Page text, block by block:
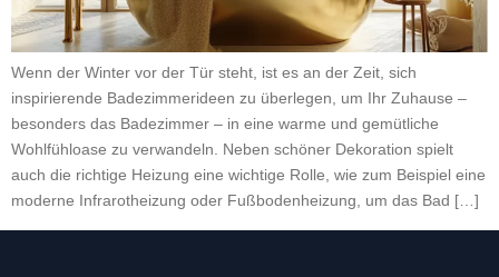
Wenn der Winter vor der Tür steht, ist es an der Zeit, sich
inspirierende Badezimmerideen zu überlegen, um Ihr Zuhause –
besonders das Badezimmer – in eine warme und gemütliche
Wohlfühloase zu verwandeln. Neben schöner Dekoration spielt
auch die richtige Heizung eine wichtige Rolle, wie zum Beispiel eine
moderne Infrarotheizung oder Fußbodenheizung, um das Bad […]